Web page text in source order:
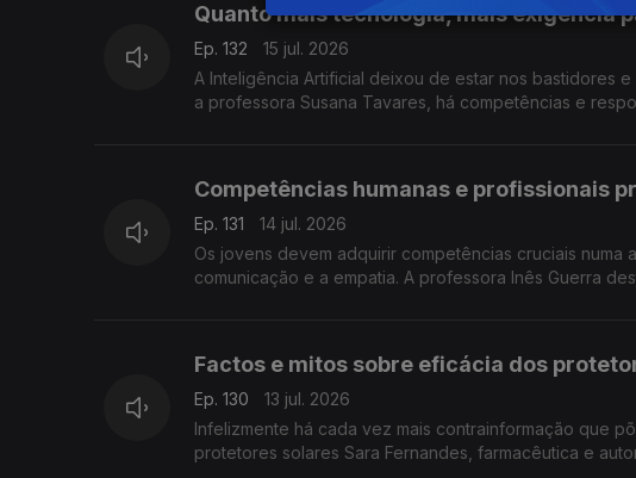
Quanto mais tecnologia, mais exigência
Ep. 132
15 jul. 2026
A Inteligência Artificial deixou de estar nos bastidores
a professora Susana Tavares, há competências e
Competências humanas e profissionais
Ep. 131
14 jul. 2026
Os jovens devem adquirir competências cruciais
comunicação e a empatia. A professora Inês Guerra
Factos e mitos sobre eficácia dos
Ep. 130
13 jul. 2026
Infelizmente há cada vez mais contrainformação que
protetores solares Sara Fernandes, farmacêutica e